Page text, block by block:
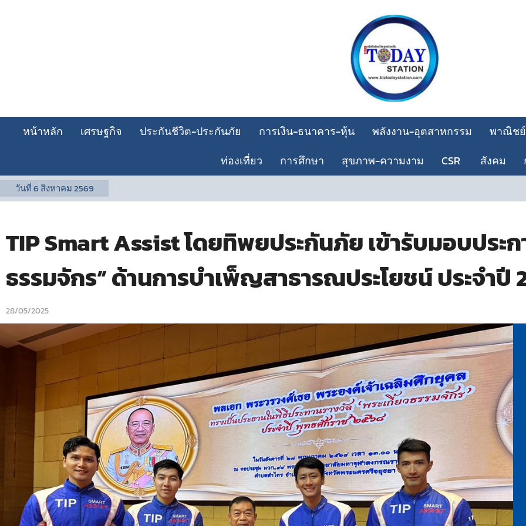
หน้าหลัก เศรษฐกิจ ประกันชีวิต-ประกันภัย การเงิน-ธนาคาร-หุ้น พลังงาน-อุตสาหกรรม
พาณิชย์
ท่องเที่ยว
การศึกษา สุขภาพ-ความงาม CSR สังคม
วันที่6 สิงหาคม 2569
TIP Smart Assist โดยทิพยประกันภัย เข้ารับมอบประ
ธรรมจักร” ด้านการบำเพ็ญสาธารณประโยชน์ ประจำปี
28/05/2025